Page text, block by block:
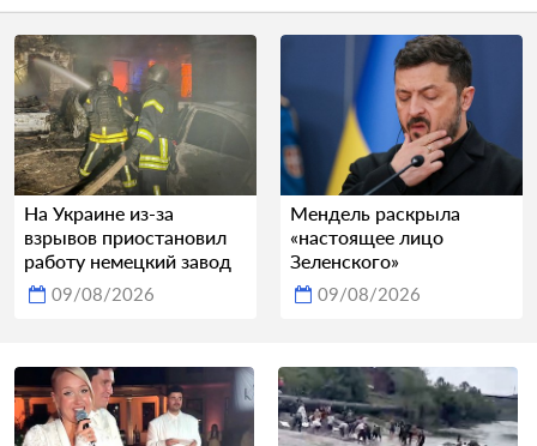
На Украине из-за
взрывов приостановил
работу немецкий завод
09/08/2026
Мендель раскрыла
«настоящее лицо
Зеленского»
09/08/2026